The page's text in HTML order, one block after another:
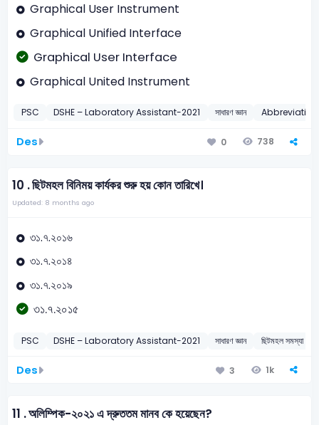
Graphical User Instrument
Graphical Unified Interface
Graphical User Interface
Graphical United Instrument
PSC DSHE – Laboratory Assistant-2021 সাধারণ জ্ঞান
Des 0 738
10 .ছিটমহল বিনিময় কার্যকর শুরু হয় কোন তারিখে।
Updated: 8 months ago
৩১.৭.২০১৬
৩১.৭.২০১৪
৩১.৭.২০১৯
৩১.৭.২০১৫
PSC DSHE – Laboratory Assistant-2021 সাধারণ জ্ঞান ছিটমহল সমস্যা ও
Des 3 1k
11 .অলিম্পিক-২০২১ এ দ্রুততম মানব কে হয়েছেন?